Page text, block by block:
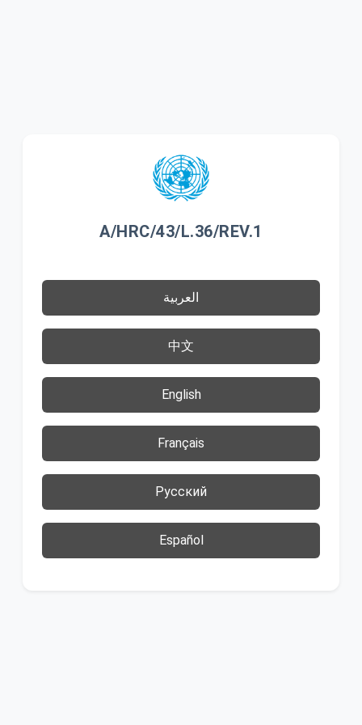
A/HRC/43/L.36/REV.1
العربية
中文
English
Français
Русский
Español